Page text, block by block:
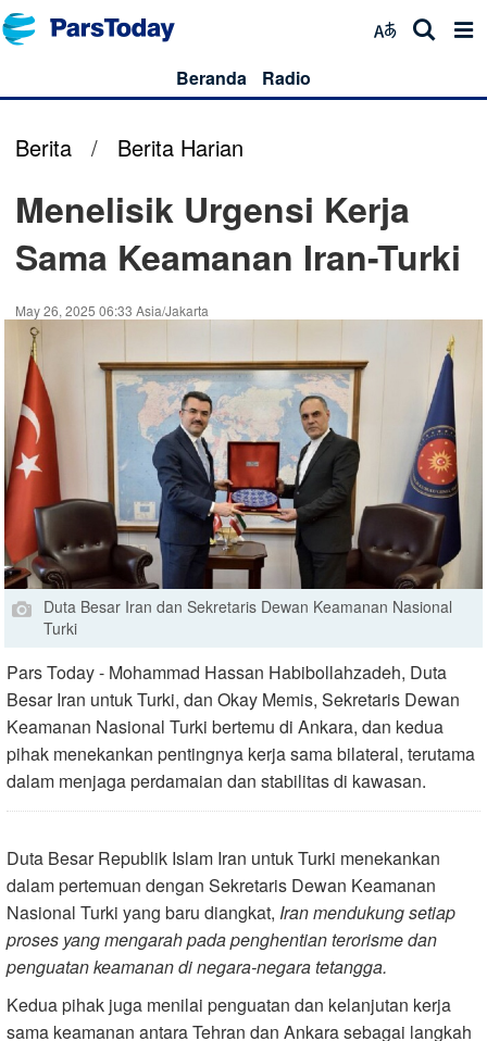
Beranda Radio
Berita / Berita Harian
Menelisik Urgensi Kerja
Sama Keamanan Iran-Turki
May 26, 2025 06:33 Asia/Jakarta
Duta Besar Iran dan Sekretaris Dewan Keamanan Nasional
Turki
Pars Today - Mohammad Hassan Habibollahzadeh, Duta
Besar Iran untuk Turki, dan Okay Memis, Sekretaris Dewan
Keamanan Nasional Turki bertemu di Ankara, dan kedua
pihak menekankan pentingnya kerja sama bilateral, terutama
dalam menjaga perdamaian dan stabilitas di kawasan.
Duta Besar Republik Islam Iran untuk Turki menekankan
dalam pertemuan dengan Sekretaris Dewan Keamanan
Nasional Turki yang baru diangkat, Iran mendukung setiap
proses yang mengarah pada penghentian terorisme dan
penguatan keamanan di negara-negara tetangga.
Kedua pihak juga menilai penguatan dan kelanjutan kerja
sama keamanan antara Tehran dan Ankara sebagai langkah